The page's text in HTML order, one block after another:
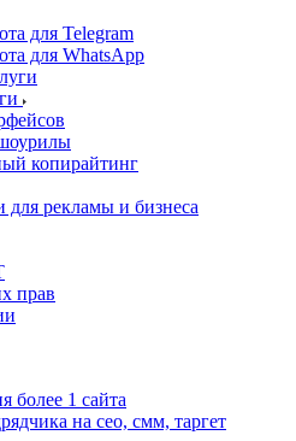
для Telegram
для WhatsApp
копирайтинг
рекламы и бизнеса
прав
более 1 сайта
на сео, смм, таргет